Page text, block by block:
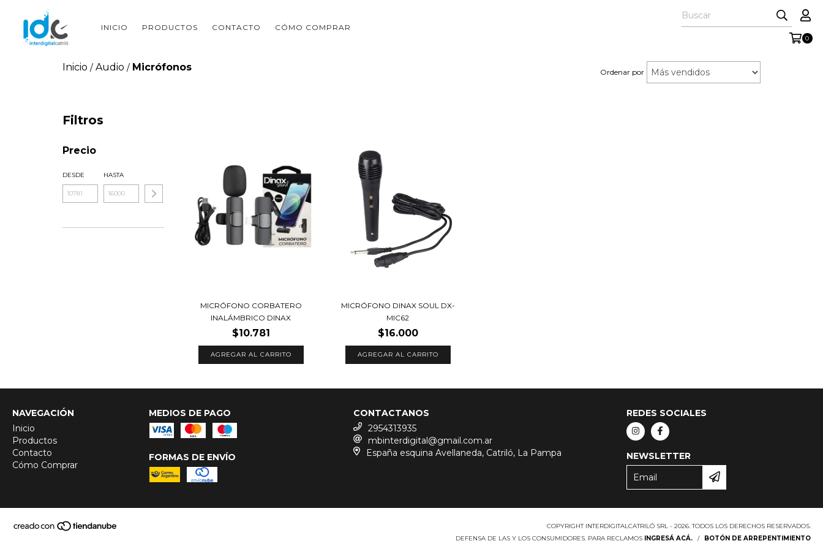
INICIO PRODUCTOS CONTACTO CÓMO COMPRAR
0
Inicio / Audio / Micrófonos Ordenar por
Filtros
Precio
DESDE HASTA
MICRÓFONO CORBATERO
INALÁMBRICO DINAX
$10.781
MICRÓFONO DINAX SOUL DX-
MIC62
$16.000
NAVEGACIÓN
Inicio
Productos
Contacto
Cómo Comprar
MEDIOS DE PAGO
FORMAS DE ENVÍO
CONTACTANOS
2954313935
mbinterdigital@gmail.com.ar
España esquina Avellaneda, Catriló, La Pampa
REDES SOCIALES
NEWSLETTER
COPYRIGHT INTERDIGITALCATRILÓ SRL - 2026. TODOS LOS DERECHOS RESERVADOS.
DEFENSA DE LAS Y LOS CONSUMIDORES. PARA RECLAMOS INGRESÁ ACÁ. / BOTÓN DE ARREPENTIMIENTO